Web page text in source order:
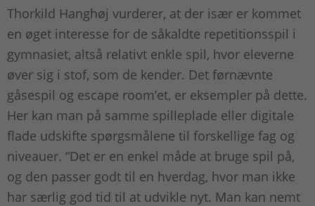
Thorkild Hanghøj vurderer, at der især er kommet
en øget interesse for de såkaldte repetitionsspil i
gymnasiet, altså relativt enkle spil, hvor eleverne
øver sig i stof, som de kender. Det førnævnte
gåsespil og escape room’et, er eksempler på dette.
Her kan man på samme spilleplade eller digitale
flade udskifte spørgsmålene til forskellige fag og
niveauer. “Det er en enkel måde at bruge spil på,
og den passer godt til en hverdag, hvor man ikke
har særlig god tid til at udvikle nyt. Man kan nemt